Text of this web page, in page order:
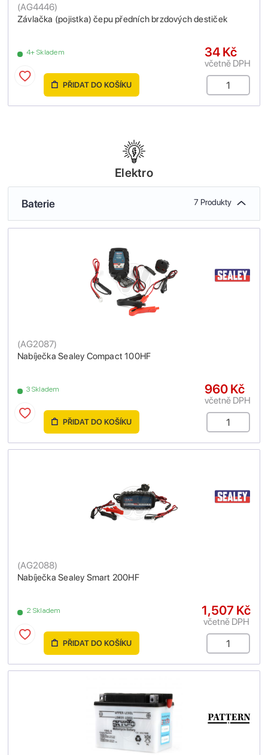
Závlačka (pojistka) čepu předních brzdových destiček
(AG4446)
4+ Skladem 34 Kč
včetně DPH
PŘIDAT DO KOŠÍKU
Elektro
Baterie 7 Produkty
Nabíječka Sealey Compact 100HF
(AG2087)
3 Skladem 960 Kč
včetně DPH
PŘIDAT DO KOŠÍKU
Nabíječka Sealey Smart 200HF
(AG2088)
2 Skladem 1,507 Kč
včetně DPH
PŘIDAT DO KOŠÍKU